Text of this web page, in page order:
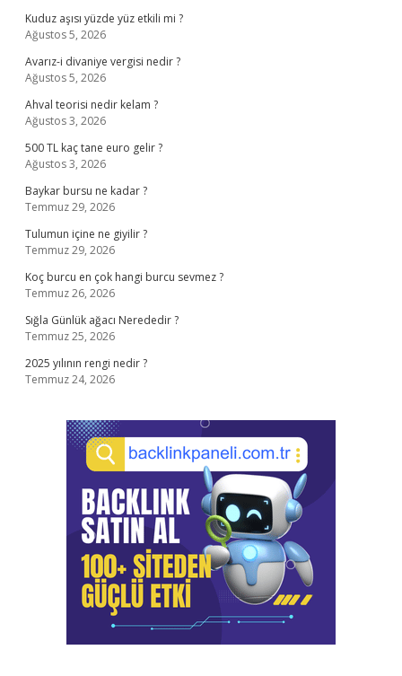
Kuduz aşısı yüzde yüz etkili mi ?
Ağustos 5, 2026
Avarız-i divaniye vergisi nedir ?
Ağustos 5, 2026
Ahval teorisi nedir kelam ?
Ağustos 3, 2026
500 TL kaç tane euro gelir ?
Ağustos 3, 2026
Baykar bursu ne kadar ?
Temmuz 29, 2026
Tulumun içine ne giyilir ?
Temmuz 29, 2026
Koç burcu en çok hangi burcu sevmez ?
Temmuz 26, 2026
Sığla Günlük ağacı Nerededir ?
Temmuz 25, 2026
2025 yılının rengi nedir ?
Temmuz 24, 2026